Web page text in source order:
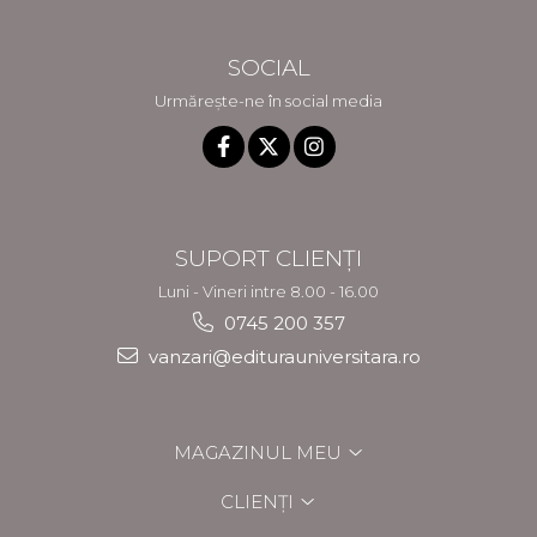
SOCIAL
Urmărește-ne în social media
SUPORT CLIENȚI
Luni - Vineri intre 8.00 - 16.00
0745 200 357
vanzari@editurauniversitara.ro
MAGAZINUL MEU
CLIENȚI